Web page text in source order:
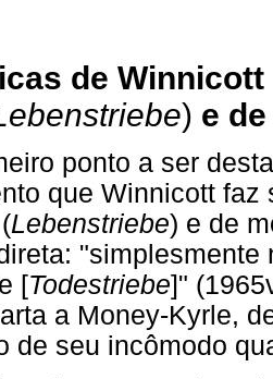
de
) e
ponto a ser
que Winnicott
Lebenstriebe) e de
[Todestriebe]"
a Money-Kyrle,
de seu incômodo